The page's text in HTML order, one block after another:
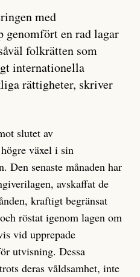
med
genomfört en rad lagar
folkrätten som
internationella
rättigheter, skriver
slutet av
växel i sin
Den senaste månaden har
avskaffat de
kraftigt begränsat
röstat igenom lagen om
vid upprepade
utvisning. Dessa
deras våldsamhet, inte